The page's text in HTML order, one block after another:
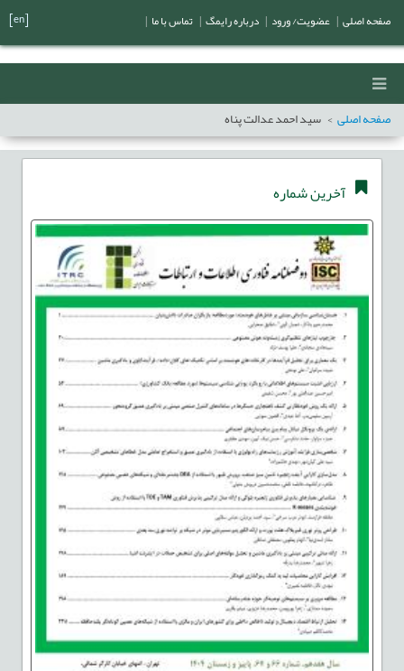
صفحه اصلی سید احمد عدالت پناه
آخرین شماره
صفحه اصلی عضویت/ ورود درباره رایمگ تماس با ما